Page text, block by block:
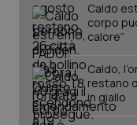
Caldo
corpo
calore”
Caldo,
restano
in giallo